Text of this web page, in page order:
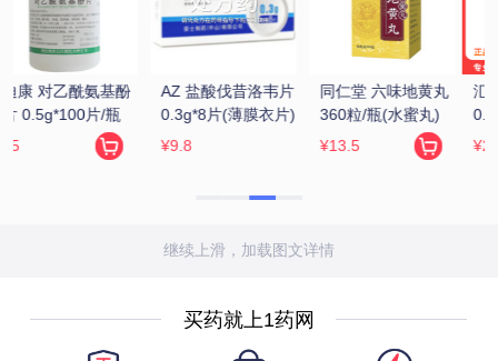
汇仁 肾宝片
0.7g*126片/瓶
梁湖 六味地黄丸
200丸/瓶
¥3.65
万年青 固精补肾丸
150丸
¥198
继续上滑，加载图文详情
买药就上1药网